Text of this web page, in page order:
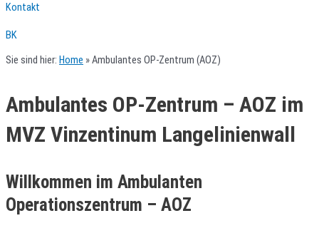
Kontakt
BK
Sie sind hier: Home »Ambulantes OP-Zentrum (AOZ)
Ambulantes OP-Zentrum – AOZ im
MVZ Vinzentinum Langelinienwall
Willkommen im Ambulanten
Operationszentrum – AOZ